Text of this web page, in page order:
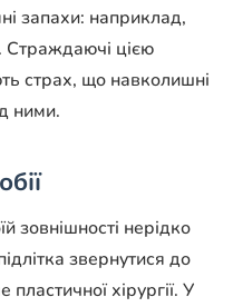
запахи: наприклад,
Страждаючі цією
страх, що навколишні
ними.
зовнішності нерідко
звернутися до
хірургії. У